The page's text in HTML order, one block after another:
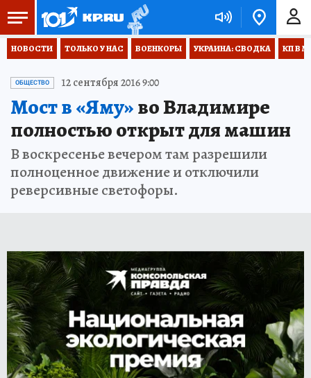
НОВОСТИ ТОЛЬКО У НАС ВОЕНКОРЫ УКРАИНА: СВОДКА КП В
ОБЩЕСТВО 12 сентября 2016 9:00
Мост в «Яму»во Владимире
полностью открыт для машин
В воскресенье вечером там разрешили
полноценное движение и отключили
реверсивные светофоры.